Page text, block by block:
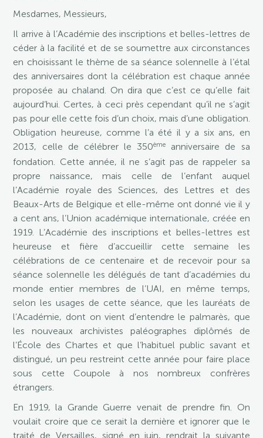
Mesdames, Messieurs,
Il arrive à l’Académie des inscriptions et belles-lettres de
céder à la facilité et de se soumettre aux circonstances
en choisissant le thème de sa séance solennelle à l’étal
des anniversaires dont la célébration est chaque année
proposée au chaland. On dira que c’est ce qu’elle fait
aujourd’hui. Certes, à ceci près cependant qu’il ne s’agit
pas pour elle cette fois d’un choix, mais d’une obligation.
Obligation heureuse, comme l’a été il y a six ans, en
2013, celle de célébrer le 350ème
anniversaire de sa
fondation. Cette année, il ne s’agit pas de rappeler sa
propre naissance, mais celle de l’enfant auquel
l’Académie royale des Sciences, des Lettres et des
Beaux-Arts de Belgique et elle-même ont donné vie il y
a cent ans, l’Union académique internationale, créée en
1919. L’Académie des inscriptions et belles-lettres est
heureuse et fière d’accueillir cette semaine les
célébrations de ce centenaire et de recevoir pour sa
séance solennelle les délégués de tant d’académies du
monde entier membres de l’UAI, en même temps,
selon les usages de cette séance, que les lauréats de
l’Académie, dont on vient d’entendre le palmarès, que
les nouveaux archivistes paléographes diplômés de
l’École des Chartes et que l’habituel public savant et
distingué, un peu restreint cette année pour faire place
sous cette Coupole à nos nombreux confrères
étrangers.
En 1919, la Grande Guerre venait de prendre fin. On
voulait croire que ce serait la dernière et ignorer que le
traité de Versailles, signé en juin, rendrait la suivante